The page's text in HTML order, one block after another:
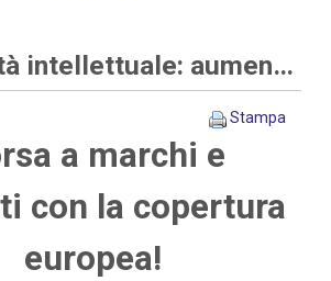
Proprietà intellettuale: aumentano le richieste delle aziende allo sportello del CPV
Stampa
a marchi e
con la copertura
europea!